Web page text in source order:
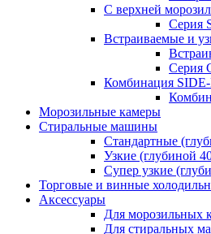
С верхней
Серия
Встраиваемые и
Серия
Комбинация
Морозильные камеры
Стиральные машины
Стандартные
Узкие (глубиной
Супер узкие
Торговые и винные
Аксессуары
Для морозильных
Для стиральных